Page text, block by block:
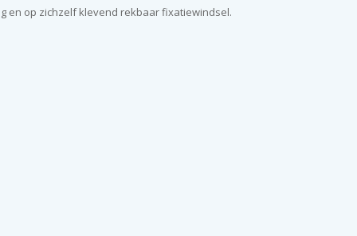
en op zichzelf klevend rekbaar fixatiewindsel.